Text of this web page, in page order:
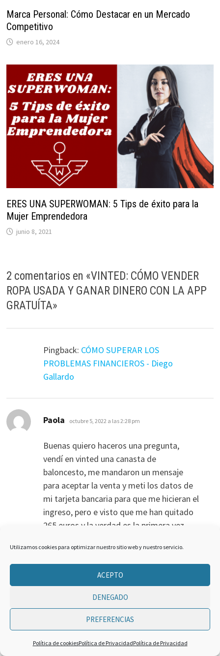
Utilizamos cookies para optimizar nuestro sitio web y nuestro servicio.
ACEPTO
DENEGADO
PREFERENCIAS
Política de cookiesPolítica de PrivacidadPolítica de Privacidad
Marca Personal: Cómo Destacar en un Mercado
Competitivo
enero 16, 2024
ERES UNA SUPERWOMAN: 5 Tips de éxito para la
Mujer Emprendedora
junio 8, 2021
2 comentarios en «VINTED: CÓMO VENDER
ROPA USADA Y GANAR DINERO CON LA APP
GRATUÍTA»
Pingback: CÓMO SUPERAR LOS
PROBLEMAS FINANCIEROS - Diego
Gallardo
Paola dice:
octubre 5, 2022 a las 2:28 pm
Buenas quiero haceros una pregunta,
vendí en vinted una canasta de
baloncesto, me mandaron un mensaje
para aceptar la venta y meti los datos de
mi tarjeta bancaria para que me hicieran el
ingreso, pero e visto que me han quitado
265 euros y la verdad es la primera vez
y me lo devuelven como dice o me han
estafado porque ya no me sale ni la
conversación con la compradora
RESPONDER